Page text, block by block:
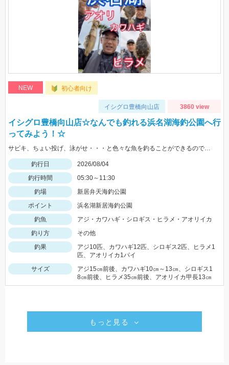
NEW 初心者向け
イシグロ豊橋向山店 3860 view
イシグロ豊橋向山店☆なんでも釣れる浜名湖海釣公園へ行
ってみよう！☆
サビキ、ちょい投げ、泳がせ・・・と色々な魚を釣ることができるので仕掛けも何種類か用意していけば楽しむことができますよ！
釣行日
2026/08/04
釣行時間
05:30～11:30
釣場
新居弁天海釣公園
ポイント
浜名湖新居海釣公園
釣魚
アジ・カワハギ・シロギス・ヒラメ・アオリイカ
釣り方
その他
釣果
アジ10匹、カワハギ12匹、シロギス2匹、ヒラメ1
匹、アオリイカ1パイ
サイズ
アジ15㎝前後、カワハギ10㎝～13㎝、シロギス1
8㎝前後、ヒラメ35㎝前後、アオリイカ甲長13㎝
もっと見る